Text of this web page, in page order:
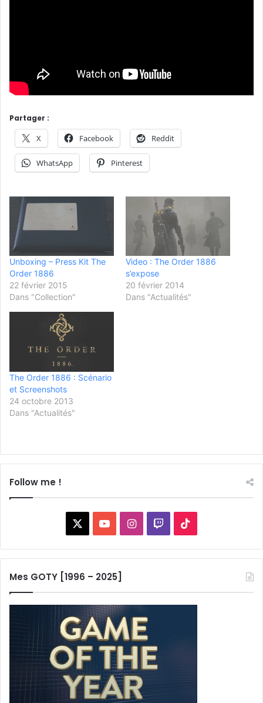
Partager :
X Facebook Reddit
WhatsApp Pinterest
Unboxing – Press Kit The
Order 1886
22 février 2015
Dans "Collection"
Video : The Order 1886
s’expose
20 février 2014
Dans "Actualités"
The Order 1886 : Scénario
et Screenshots
24 octobre 2013
Dans "Actualités"
Follow me !
YouTubeInstagram
Twitch
Mes GOTY [1996 – 2025]